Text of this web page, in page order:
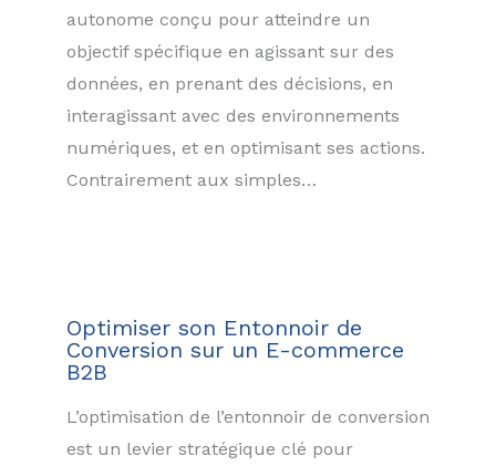
autonome conçu pour atteindre un
objectif spécifique en agissant sur des
données, en prenant des décisions, en
interagissant avec des environnements
numériques, et en optimisant ses actions.
Contrairement aux simples…
Optimiser son Entonnoir de
Conversion sur un E-commerce
B2B
L’optimisation de l’entonnoir de conversion
est un levier stratégique clé pour